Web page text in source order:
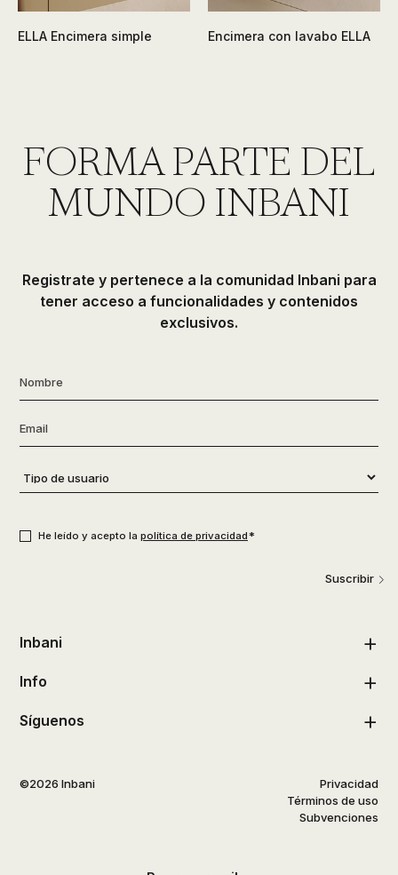
ELLA Encimera simple Encimera con lavabo ELLA
FORMA PARTE DEL
MUNDO INBANI
Registrate y pertenece a la comunidad Inbani para
tener acceso a funcionalidades y contenidos
exclusivos.
Nombre
Email
Tipo
de
He leído y acepto la política de privacidad*
Suscribir
Inbani
Info
Síguenos
©2026 Inbani
Privacidad
Términos de uso
Subvenciones